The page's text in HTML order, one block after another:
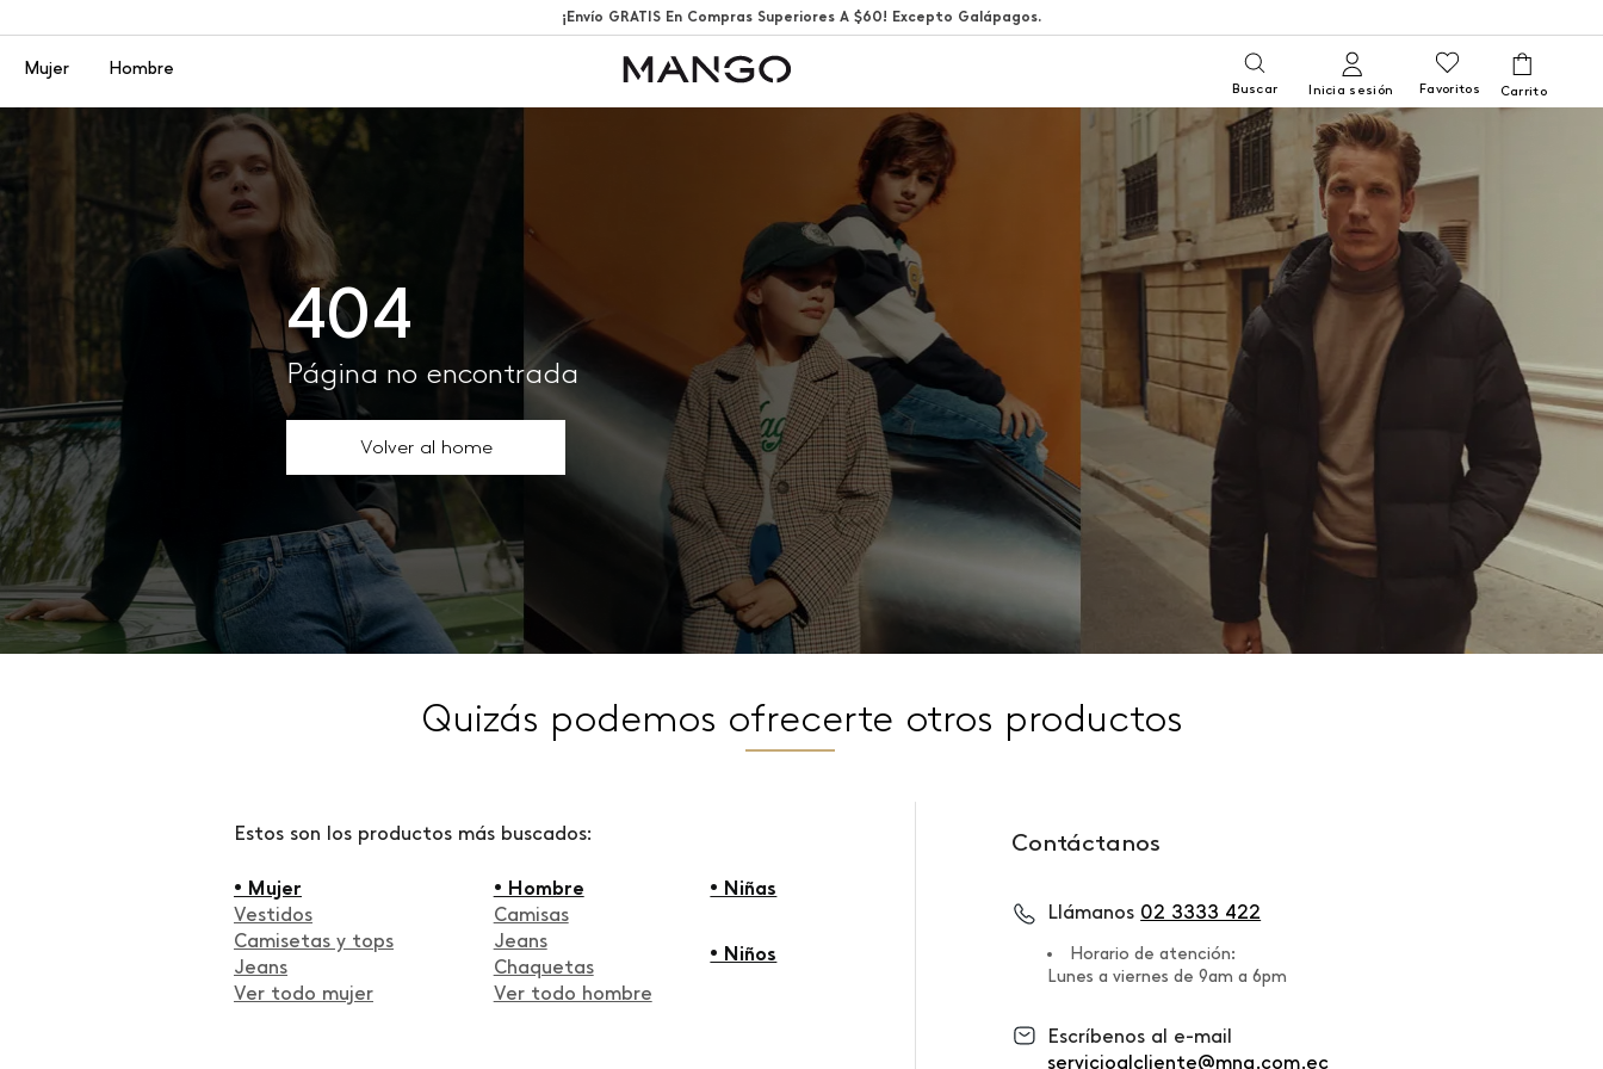
¡Envío GRATIS En Compras Superiores A $60! Excepto Galápagos.
Menú
Mujer Hombre
Buscar Inicia sesión Favoritos
404
Página no encontrada
Volver al home
Quizás podemos ofrecerte otros productos
Estos son los productos más buscados:
• Mujer
Vestidos
Camisetas y tops
Jeans
Ver todo mujer
• Hombre
Camisas
Jeans
Chaquetas
Ver todo hombre
• Niñas
• Niños
Contáctanos
Llámanos 02 3333 422
Horario de atención:
Lunes a viernes de 9am a 6pm
Escríbenos al e-mail
servicioalcliente@mng.com.ec